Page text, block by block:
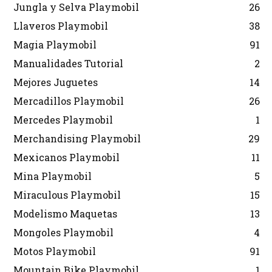
Jungla y Selva Playmobil
26
Llaveros Playmobil
38
Magia Playmobil
91
Manualidades Tutorial
2
Mejores Juguetes
14
Mercadillos Playmobil
26
Mercedes Playmobil
1
Merchandising Playmobil
29
Mexicanos Playmobil
11
Mina Playmobil
5
Miraculous Playmobil
15
Modelismo Maquetas
13
Mongoles Playmobil
4
Motos Playmobil
91